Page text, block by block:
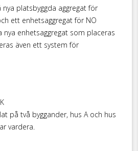
platsbyggda aggregat för
ett enhetsaggregat för NO
nya enhetsaggregat som placeras
även ett system för
på två byggander, hus A och hus
vardera.